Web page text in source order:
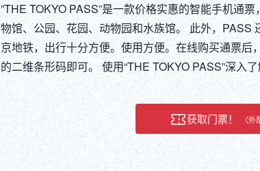
”THE TOKYO PASS”是一款价格实惠的智能手机通
物馆、公园、花园、动物园和水族馆。 此外，PASS
京地铁，出行十分方便。使用方便。在线购买通票后
的二维条形码即可。 使用“THE TOKYO PASS”深入了
获取门票！ （外